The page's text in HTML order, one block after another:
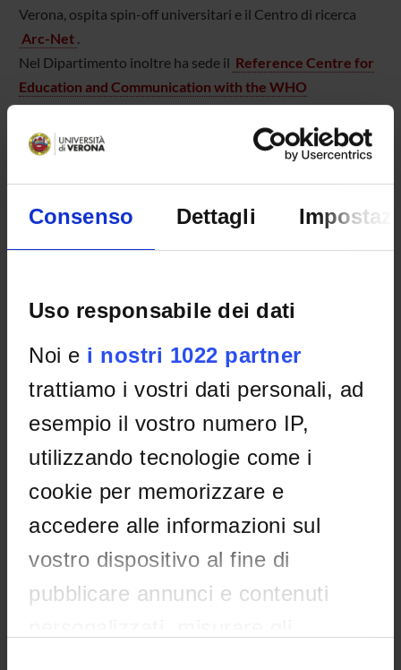
Consenso Dettagli
Uso responsabile dei dati
Noi e i nostri 1022 partner
trattiamo i vostri dati personali, ad
esempio il vostro numero IP,
utilizzando tecnologie come i
cookie per memorizzare e
accedere alle informazioni sul
vostro dispositivo al fine di
pubblicare annunci e contenuti
Verona, ospita spin-off universitari e il Centro di ricerca
Arc-Net .
Nel Dipartimento inoltre ha sede il Reference Centre for
Education and Communication with the WHO
Programme for International Drug Monitoringe l’Unità
di Farmacovigilanza del Coordinamento Regionale Unico
sul Farmaco della Regione Veneto
Le Sezioni di Medicina Legale e di Medicina del Lavoro
svolgono attività continuativa peritale e di consulenza su
incarico della Autorità Giudiziaria, nell’ambito di
procedimenti Penali, Civili e del Lavoro.
Eventi di PUBLIC ENGAGEMENT
Con l’espressionepublic engagement
si identifica l'insieme
delle attività senza scopo di lucro, con valore educativo,
culturale e di sviluppo della società svolte a beneficio di
pubblici diversi rispetto agli studenti, alle comunità
scientifiche o alle imprese.